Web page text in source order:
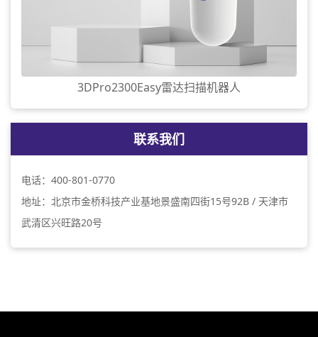
3DPro2300Easy雷达扫描机器人
联系我们
电话：400-801-0770
地址：北京市金桥科技产业基地景盛南四街15号92B / 天津市
武清区兴旺路20号